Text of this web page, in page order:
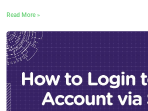
Read More »